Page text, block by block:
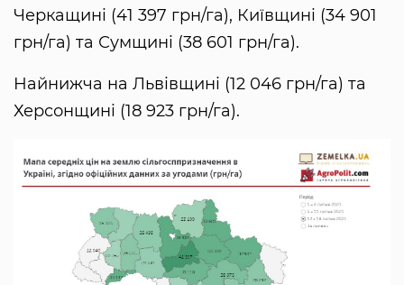
Черкащині (41 397 грн/га), Київщині (34 901
грн/га) та Сумщині (38 601 грн/га).
Найнижча на Львівщині (12 046 грн/га) та
Херсонщині (18 923 грн/га).